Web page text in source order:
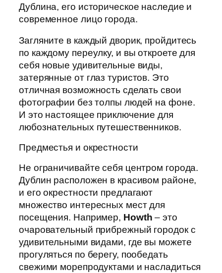
Дублина, его историческое наследие и
современное лицо города.
Загляните в каждый дворик, пройдитесь
по каждому переулку, и вы откроете для
себя новые удивительные виды,
затерянные от глаз туристов. Это
отличная возможность сделать свои
фотографии без толпы людей на фоне.
И это настоящее приключение для
любознательных путешественников.
Предместья и окрестности
Не ограничивайте себя центром города.
Дублин расположен в красивом районе,
и его окрестности предлагают
множество интересных мест для
посещения. Например, Howth – это
очаровательный прибрежный городок с
удивительными видами, где вы можете
прогуляться по берегу, пообедать
свежими морепродуктами и насладиться